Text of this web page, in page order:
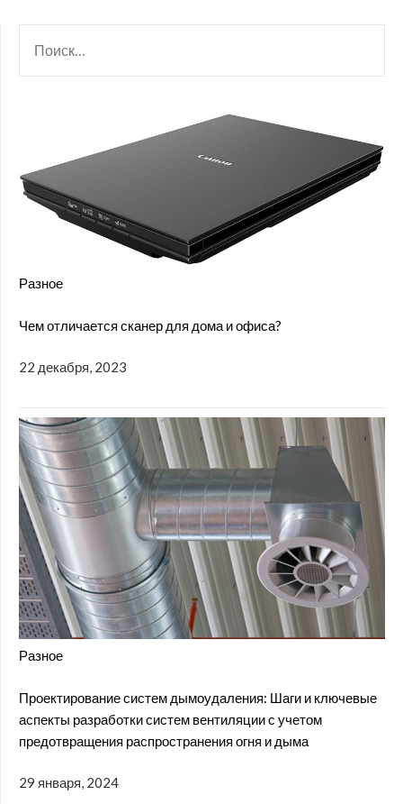
Разное
Чем отличается сканер для дома и офиса?
22 декабря, 2023
Разное
Проектирование систем дымоудаления: Шаги и ключевые
аспекты разработки систем вентиляции с учетом
предотвращения распространения огня и дыма
29 января, 2024